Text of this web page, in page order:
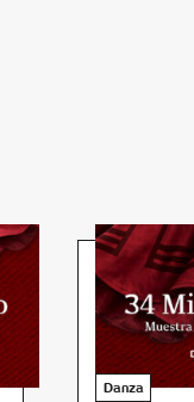
Danza